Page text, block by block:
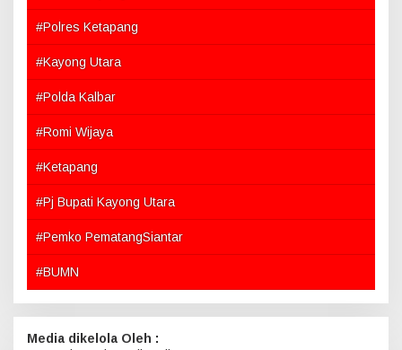
#Polres Ketapang
#Kayong Utara
#Polda Kalbar
#Romi Wijaya
#Ketapang
#Pj Bupati Kayong Utara
#Pemko PematangSiantar
#BUMN
Media dikelola Oleh :